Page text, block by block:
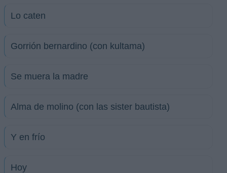
Lo caten
Gorrión bernardino (con kultama)
Se muera la madre
Alma de molino (con las sister bautista)
Y en frío
Hoy